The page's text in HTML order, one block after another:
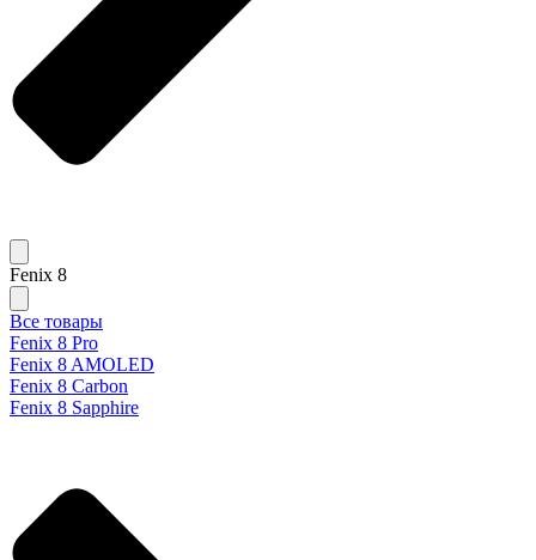
Fenix 8
Все товары
Fenix 8 Pro
Fenix 8 AMOLED
Fenix 8 Carbon
Fenix 8 Sapphire